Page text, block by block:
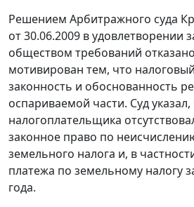
Решением Арбитражного суда
от 30.06.2009 в удовлетворении
обществом требований
мотивирован тем, что
законность и обоснованность
оспариваемой части. Суд указал,
налогоплательщика
законное право по
земельного налога и, в
платежа по земельному налогу
года.